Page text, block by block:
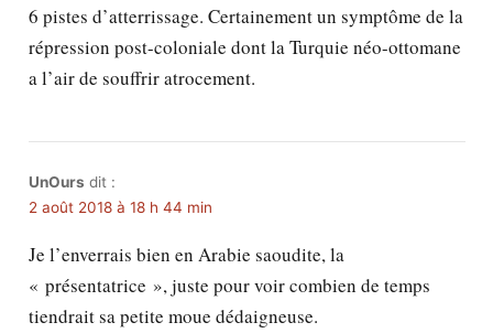
6 pistes d’atterrissage. Certainement un symptôme de la
répression post-coloniale dont la Turquie néo-ottomane
a l’air de souffrir atrocement.
UnOurs dit :
2 août 2018 à 18 h 44 min
Je l’enverrais bien en Arabie saoudite, la
« présentatrice », juste pour voir combien de temps
tiendrait sa petite moue dédaigneuse.